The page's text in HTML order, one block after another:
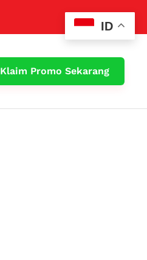
Klaim Promo Sekarang
ID